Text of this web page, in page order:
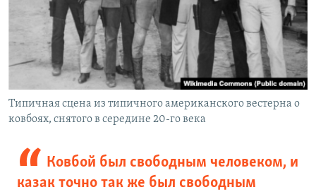
Типичная сцена из типичного американского вестерна о
ковбоях, снятого в середине 20-го века
Ковбой был свободным человеком, и
казак точно так же был свободным